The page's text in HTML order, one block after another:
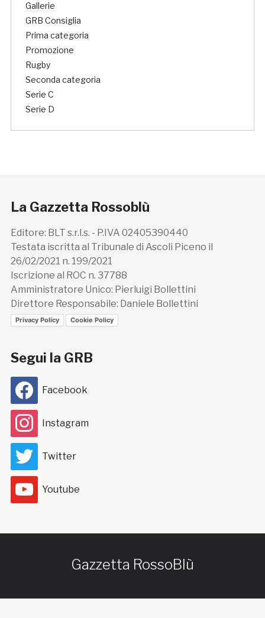
Gallerie
GRB Consiglia
Prima categoria
Promozione
Rugby
Seconda categoria
Serie C
Serie D
La Gazzetta Rossoblù
Editore: BLT s.r.l.s. - P.IVA 02405390440
Testata iscritta al Tribunale di Ascoli Piceno il
26/02/2021 n. 199/2021
Iscrizione al ROC n. 37788
Amministratore Unico: Pierluigi Bollettini
Direttore Responsabile: Daniele Bollettini
Privacy Policy Cookie Policy
Segui la GRB
Facebook
Instagram
Twitter
Youtube
Gazzetta RossoBlù